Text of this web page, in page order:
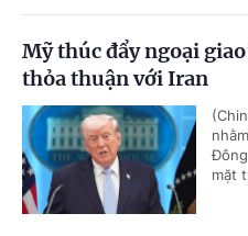
Mỹ thúc đẩy ngoại
thỏa thuận với Iran
mặt